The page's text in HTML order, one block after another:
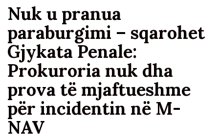
Nuk u pranua
paraburgimi – sqarohet
Gjykata Penale:
Prokuroria nuk dha
prova të mjaftueshme
për incidentin në M-
NAV